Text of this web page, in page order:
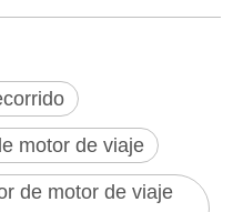
motor de viaje
de motor de viaje